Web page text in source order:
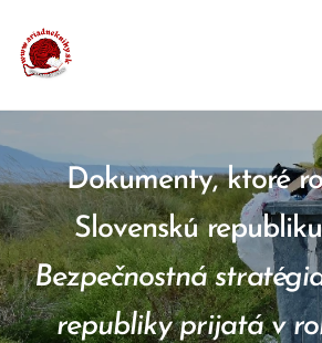
Dokumenty, ktoré
Slovenskú
Bezpečnostná
republiky prijatá v